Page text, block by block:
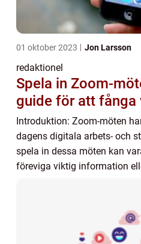
01 oktober 2023 Jon Larsson
redaktionel
Spela in Zoom-
guide för att
Introduktion: Zoom-möten
dagens digitala arbets- och
spela in dessa möten kan
föreviga viktig information